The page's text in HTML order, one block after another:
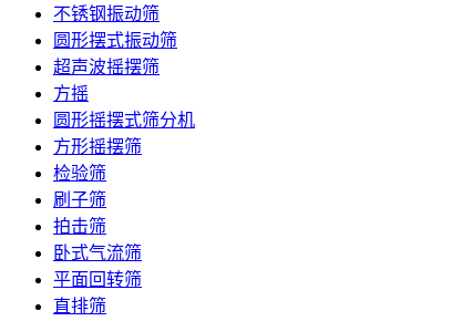
不锈钢振动筛
圆形摆式振动筛
超声波摇摆筛
方摇
圆形摇摆式筛分机
方形摇摆筛
检验筛
刷子筛
拍击筛
卧式气流筛
平面回转筛
直排筛